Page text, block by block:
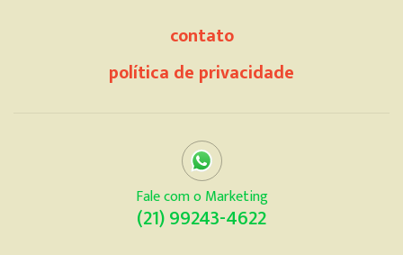
contato
política de privacidade
Fale com o Marketing
(21) 99243-4622